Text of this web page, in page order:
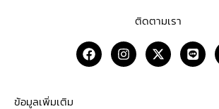
ติดตามเรา
F
a
c
I
n
s
X
-
t
L
i
n
ข้อมูลเพิ่มเติม